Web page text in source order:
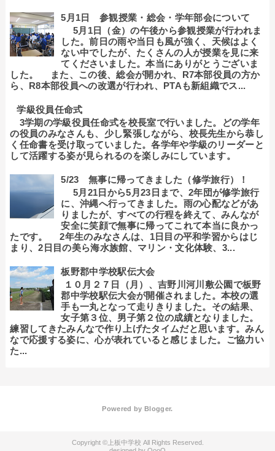
5月1日 参観授業・総会・学年部会について
5月1日（金）の午後から参観授業が行われま
した。前日の雨や当日も風が強く、天候はよく
ない中でしたが、たくさんの人が授業を見に来
てくださいました。本当にありがとうございま
した。 また、この後、総会が開かれ、R7本部役員の方か
ら、R8本部役員への改選が行われ、PTAも新組織でス...
学級役員任命式
3学期の学級役員任命式を校長室で行いました。どの学年
の役員のみなさんも、少し緊張しながら、校長先生から恭し
く任命書を受け取っていました。各学年や学級のリーダーと
して活躍する姿が見られるのを楽しみにしています。
5/23 無事に帰ってきました（修学旅行）！
5月21日から5月23日まで、2年団が修学旅行
に、沖縄へ行ってきました。雨の心配などがあ
りましたが、すべての行程を終えて、みんなが
安全に笑顔で無事に帰ってこれて本当に良かっ
たです。 2年生のみなさんは、1日目の平和学習からはじ
まり、2日目の美ら海水族館、マリン・文化体験、3...
板野郡中学校駅伝大会
１０月２７日（月）、吉野川河川敷公園で板野
郡中学校駅伝大会が開催されました。本校の選
手も一丸となって走りきりました。その結果、
女子第３位、男子第２位の成績となりました。
練習してきたみんなで作り上げたタイムだと思います。みん
なで応援する姿に、心が表れていると感じました。ご協力い
た...
Powered by Blogger.
上板中学校